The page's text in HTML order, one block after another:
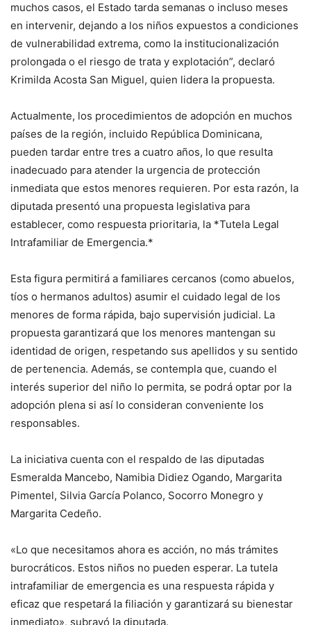
muchos casos, el Estado tarda semanas o incluso meses
en intervenir, dejando a los niños expuestos a condiciones
de vulnerabilidad extrema, como la institucionalización
prolongada o el riesgo de trata y explotación”, declaró
Krimilda Acosta San Miguel, quien lidera la propuesta.
Actualmente, los procedimientos de adopción en muchos
países de la región, incluido República Dominicana,
pueden tardar entre tres a cuatro años, lo que resulta
inadecuado para atender la urgencia de protección
inmediata que estos menores requieren. Por esta razón, la
diputada presentó una propuesta legislativa para
establecer, como respuesta prioritaria, la *Tutela Legal
Intrafamiliar de Emergencia.*
Esta figura permitirá a familiares cercanos (como abuelos,
tíos o hermanos adultos) asumir el cuidado legal de los
menores de forma rápida, bajo supervisión judicial. La
propuesta garantizará que los menores mantengan su
identidad de origen, respetando sus apellidos y su sentido
de pertenencia. Además, se contempla que, cuando el
interés superior del niño lo permita, se podrá optar por la
adopción plena si así lo consideran conveniente los
responsables.
La iniciativa cuenta con el respaldo de las diputadas
Esmeralda Mancebo, Namibia Didiez Ogando, Margarita
Pimentel, Silvia García Polanco, Socorro Monegro y
Margarita Cedeño.
«Lo que necesitamos ahora es acción, no más trámites
burocráticos. Estos niños no pueden esperar. La tutela
intrafamiliar de emergencia es una respuesta rápida y
eficaz que respetará la filiación y garantizará su bienestar
inmediato», subrayó la diputada.